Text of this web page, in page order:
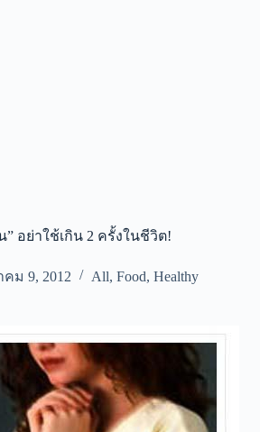
อย่าใช้เกิน 2 ครั้งในชีวิต!
ม 9, 2012 All, Food, Healthy